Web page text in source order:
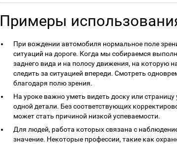
Примеры
При вождении автомобиля нормальное поле
ситуаций на дороге. Когда мы собираемся
заднего вида и на полосу движения, на которую
следить за ситуацией впереди. Смотреть
благодаря полю зрения.
На уроке важно уметь видеть доску или
одной детали. Без соответствующих
может стать причиной низкой успеваемости.
Для людей, работа которых связана с
значение. Некоторые профессии, такие как